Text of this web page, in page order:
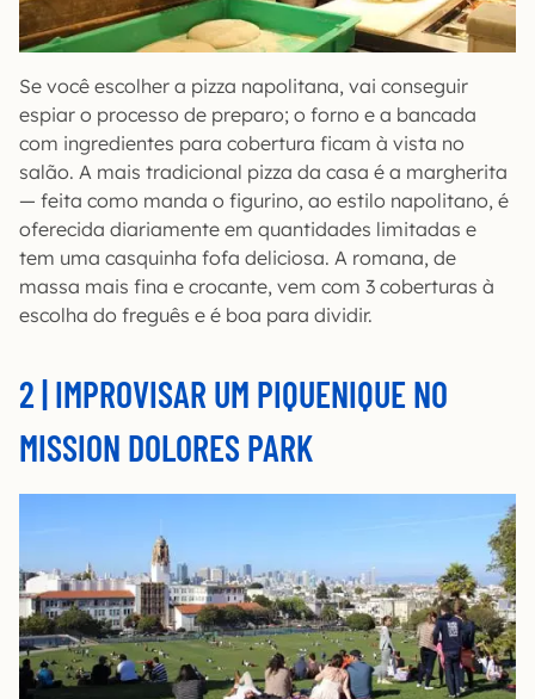
Se você escolher a pizza napolitana, vai conseguir
espiar o processo de preparo; o forno e a bancada
com ingredientes para cobertura ficam à vista no
salão. A mais tradicional pizza da casa é a margherita
— feita como manda o figurino, ao estilo napolitano, é
oferecida diariamente em quantidades limitadas e
tem uma casquinha fofa deliciosa. A romana, de
massa mais fina e crocante, vem com 3 coberturas à
escolha do freguês e é boa para dividir.
2 | IMPROVISAR UM PIQUENIQUE NO
MISSION DOLORES PARK